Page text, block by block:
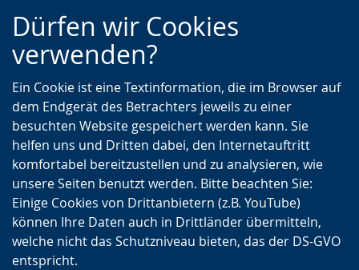
Zur
Hauptnavigation
Zur
Seitennavigation
Zum
Inhalt
Dürfen wir Cookies
verwenden?
Ein Cookie ist eine Textinformation, die im Browser auf
dem Endgerät des Betrachters jeweils zu einer
besuchten Website gespeichert werden kann. Sie
helfen uns und Dritten dabei, den Internetauftritt
komfortabel bereitzustellen und zu analysieren, wie
unsere Seiten benutzt werden. Bitte beachten Sie:
Einige Cookies von Drittanbietern (z.B. YouTube)
können Ihre Daten auch in Drittländer übermitteln,
welche nicht das Schutzniveau bieten, das der DS-GVO
entspricht.